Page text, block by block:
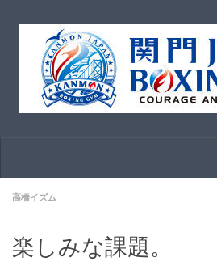
コンテンツへスキップ
高橋イズム
楽しみな課題。